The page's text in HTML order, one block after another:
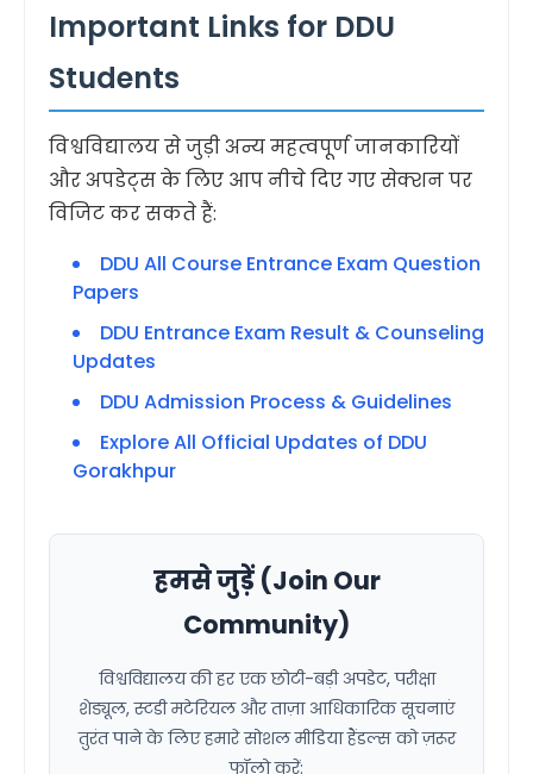
Important Links for DDU
Students
विश्वविद्यालय से जुड़ी अन्य महत्वपूर्ण जानकारियों
और अपडेट्स के लिए आप नीचे दिए गए सेक्शन पर
विजिट कर सकते हैं:
DDU All Course Entrance Exam Question
Papers
DDU Entrance Exam Result & Counseling
Updates
DDU Admission Process & Guidelines
Explore All Official Updates of DDU
Gorakhpur
हमसे जुड़ें (Join Our
Community)
विश्वविद्यालय की हर एक छोटी-बड़ी अपडेट, परीक्षा
शेड्यूल, स्टडी मटेरियल और ताज़ा आधिकारिक सूचनाएं
तुरंत पाने के लिए हमारे सोशल मीडिया हैंडल्स को ज़रूर
फॉलो करें: